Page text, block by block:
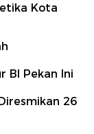
Kota
BI Pekan Ini
26